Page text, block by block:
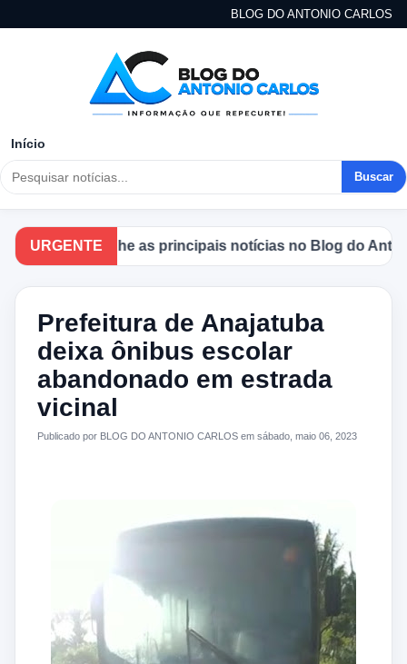
BLOG DO ANTONIO CARLOS
Início
Buscar
URGENTE
Acompanhe as principais notícias no Blog do Antonio
Prefeitura de Anajatuba
deixa ônibus escolar
abandonado em estrada
vicinal
Publicado por BLOG DO ANTONIO CARLOS em sábado, maio 06, 2023